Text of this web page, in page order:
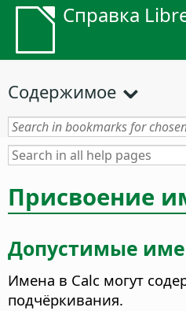
Справка
Содержимое
Присвоение
Допустимые
Имена в Calc могут
подчёркивания.